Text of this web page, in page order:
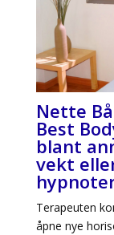
Nette
Best
blant
vekt
Terapeuten
åpne nye